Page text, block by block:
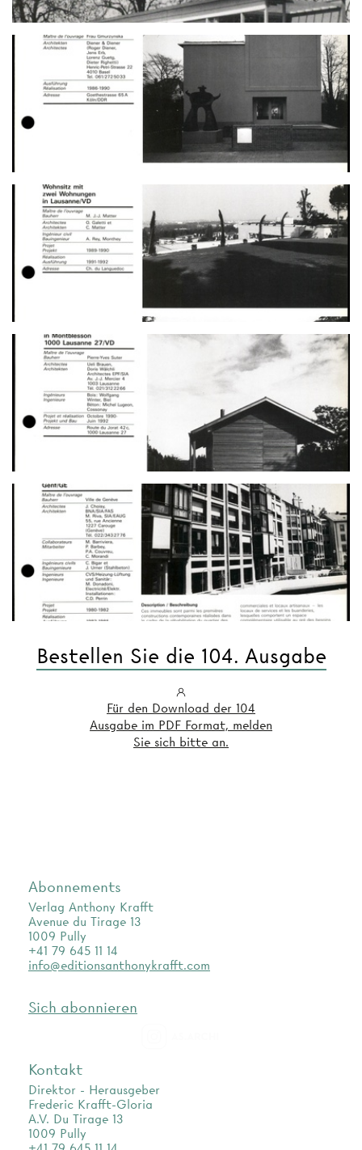
Bestellen Sie die 104. Ausgabe
Für den Download der 104
Ausgabe im PDF Format, melden
Sie sich bitte an.
Abonnements
Verlag Anthony Krafft
Avenue du Tirage 13
1009 Pully
+41 79 645 11 14
info@editionsanthonykrafft.com
Sich abonnieren
Kontakt
Direktor - Herausgeber
Frederic Krafft-Gloria
A.V. Du Tirage 13
1009 Pully